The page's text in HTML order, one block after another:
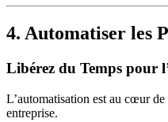
4. Automatiser les
Libérez du Temps pour
L’automatisation est au cœur
entreprise.